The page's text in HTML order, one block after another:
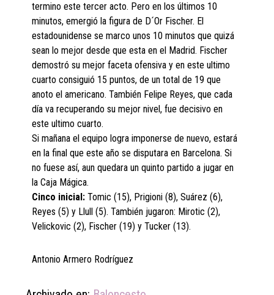
termino este tercer acto. Pero en los últimos 10
minutos, emergió la figura de D´Or Fischer. El
estadounidense se marco unos 10 minutos que quizá
sean lo mejor desde que esta en el Madrid. Fischer
demostró su mejor faceta ofensiva y en este ultimo
cuarto consiguió 15 puntos, de un total de 19 que
anoto el americano. También Felipe Reyes, que cada
día va recuperando su mejor nivel, fue decisivo en
este ultimo cuarto.
Si mañana el equipo logra imponerse de nuevo, estará
en la final que este año se disputara en Barcelona. Si
no fuese así, aun quedara un quinto partido a jugar en
la Caja Mágica.
Cinco inicial: Tomic (15), Prigioni (8), Suárez (6),
Reyes (5) y Llull (5). También jugaron: Mirotic (2),
Velickovic (2), Fischer (19) y Tucker (13).
Antonio Armero Rodríguez